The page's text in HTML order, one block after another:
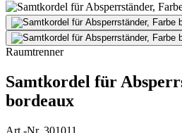
Raumtrenner
Samtkordel für
bordeaux
Art.-Nr. 301011